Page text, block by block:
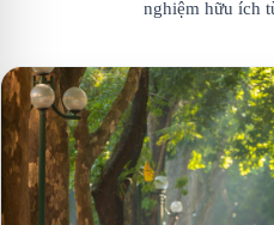
nghiệm hữu ích